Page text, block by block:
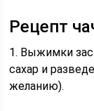
Рецепт
1. Выжимки
сахар и
желанию).